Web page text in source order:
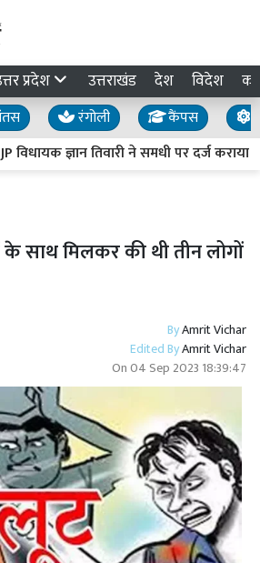
प्रदेश उत्तराखंड देश विदेश
रंगोली कैंपस
विधायक ज्ञान तिवारी ने समधी पर दर्ज
के साथ मिलकर की थी तीन लोगों
ByAmrit Vichar
Edited ByAmrit Vichar
On04 Sep 2023 18:39:47